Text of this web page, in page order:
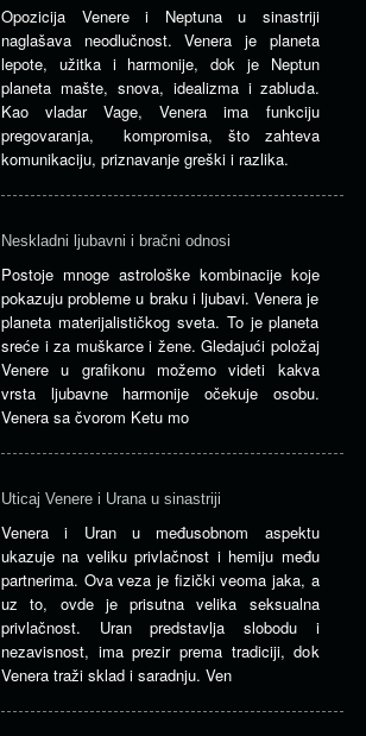
Opozicija Venere i Neptuna u sinastriji
naglašava neodlučnost. Venera je planeta
lepote, užitka i harmonije, dok je Neptun
planeta mašte, snova, idealizma i zabluda.
Kao vladar Vage, Venera ima funkciju
pregovaranja, kompromisa, što zahteva
komunikaciju, priznavanje greški i razlika.
Neskladni ljubavni i bračni odnosi
Postoje mnoge astrološke kombinacije koje
pokazuju probleme u braku i ljubavi. Venera je
planeta materijalističkog sveta. To je planeta
sreće i za muškarce i žene. Gledajući položaj
Venere u grafikonu možemo videti kakva
vrsta ljubavne harmonije očekuje osobu.
Venera sa čvorom Ketu mo
Uticaj Venere i Urana u sinastriji
Venera i Uran u međusobnom aspektu
ukazuje na veliku privlačnost i hemiju među
partnerima. Ova veza je fizički veoma jaka, a
uz to, ovde je prisutna velika seksualna
privlačnost. Uran predstavlja slobodu i
nezavisnost, ima prezir prema tradiciji, dok
Venera traži sklad i saradnju. Ven